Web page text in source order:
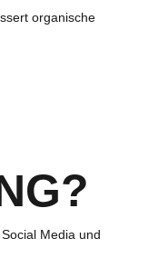
organische
Media und